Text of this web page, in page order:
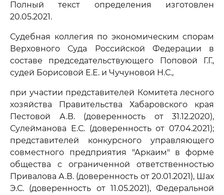
Полный текст определения изготовлен
20.05.2021.
Судебная коллегия по экономическим спорам
Верховного Суда Российской Федерации в
составе председательствующего Поповой Г.Г.,
судей Борисовой Е.Е. и Чучуновой Н.С.,
при участии представителей Комитета лесного
хозяйства Правительства Хабаровского края
Пестовой А.В. (доверенность от 31.12.2020),
Сулейманова Е.С. (доверенность от 07.04.2021);
представителей конкурсного управляющего
совместного предприятия "Аркаим" в форме
общества с ограниченной ответственностью
Привалова А.В. (доверенность от 20.01.2021), Шах
Э.С. (доверенность от 11.05.2021), Федеральной